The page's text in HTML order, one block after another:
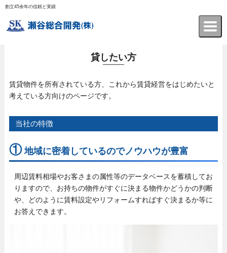
創立45余年の信頼と実績
貸したい方
賃貸物件を所有されている方、これから賃貸経営をはじめたいと
考えている方向けのページです。
当社の特徴
① 地域に密着しているのでノウハウが豊富
周辺賃料相場やお客さまの属性等のデータベースを蓄積してお
りますので、お持ちの物件がすぐに決まる物件かどうかの判断
や、
どのように賃料設定やリフォームすればすぐ決まるか等に
お答えできます。